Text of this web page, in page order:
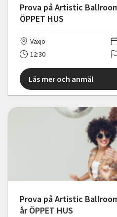
Prova på Artistic
ÖPPET HUS
Växjö
12:30
Läs mer och anmäl
Prova på Artistic
år ÖPPET HUS